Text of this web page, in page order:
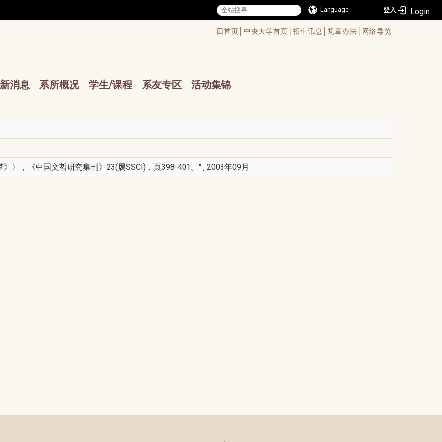
Language 登入
回首页│ 中央大学首页│ 招生讯息│ 规章办法│ 网络导览
消息 系所概况 学生/课程 系友专区 活动集锦
〉，《中国文哲研究集刊》23(属SSCI)，页398-401。" , 2003年09月